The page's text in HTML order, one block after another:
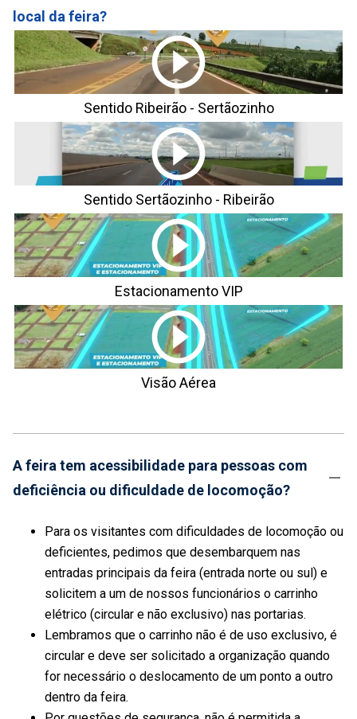
local da feira?
Sentido Ribeirão - Sertãozinho
Sentido Sertãozinho - Ribeirão
Estacionamento VIP
Visão Aérea
A feira tem acessibilidade para pessoas com
deficiência ou dificuldade de locomoção?
Para os visitantes com dificuldades de locomoção ou
deficientes, pedimos que desembarquem nas
entradas principais da feira (entrada norte ou sul) e
solicitem a um de nossos funcionários o carrinho
elétrico (circular e não exclusivo) nas portarias.
Lembramos que o carrinho não é de uso exclusivo, é
circular e deve ser solicitado a organização quando
for necessário o deslocamento de um ponto a outro
dentro da feira.